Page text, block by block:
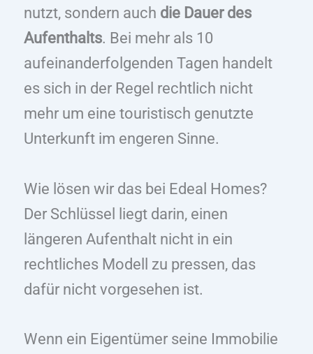
nutzt, sondern auch die Dauer des
Aufenthalts. Bei mehr als 10
aufeinanderfolgenden Tagen handelt
es sich in der Regel rechtlich nicht
mehr um eine touristisch genutzte
Unterkunft im engeren Sinne.
Wie lösen wir das bei Edeal Homes?
Der Schlüssel liegt darin, einen
längeren Aufenthalt nicht in ein
rechtliches Modell zu pressen, das
dafür nicht vorgesehen ist.
Wenn ein Eigentümer seine Immobilie